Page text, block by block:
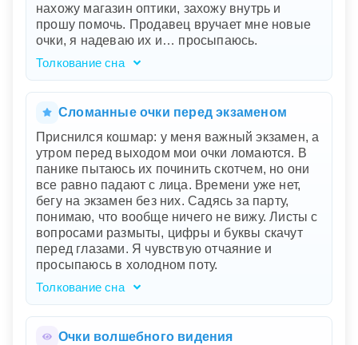
нахожу магазин оптики, захожу внутрь и
прошу помочь. Продавец вручает мне новые
очки, я надеваю их и… просыпаюсь.
Толкование сна
Ваш сон наполнен символами поиска и
тревоги, которые отражают ваше внутреннее
состояние. Вы идёте по яркому и красочному
может означать, что в вашей жизни есть много
интересного и важного, но вам сложно
сфокусироваться на них из-за какой-то потери
или неопределённости. Потеря очков
символизирует потерю ясности и ориентации
в реальной жизни. Паника и беготня
указывают на ваше внутреннее беспокойство
и стремление вернуть утраченный контроль.
Найденный магазин оптики и новые очки
показывают, что решение ваших проблем
ближе, чем вы думаете, возможно, стоит
просто обратиться за помощью или сменить
точку зрения.
Сломанные очки перед экзаменом
Приснился кошмар: у меня важный экзамен, а
утром перед выходом мои очки ломаются. В
панике пытаюсь их починить скотчем, но они
все равно падают с лица. Времени уже нет,
бегу на экзамен без них. Садясь за парту,
понимаю, что вообще ничего не вижу. Листы с
вопросами размыты, цифры и буквы скачут
перед глазами. Я чувствую отчаяние и
просыпаюсь в холодном поту.
Толкование сна
Ваш сон отражает глубокий страх перед
важными испытаниями в жизни. Очки
символизируют ясность мысли и уверенность,
Очки волшебного видения